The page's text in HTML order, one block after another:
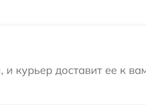
курьер доставит ее к